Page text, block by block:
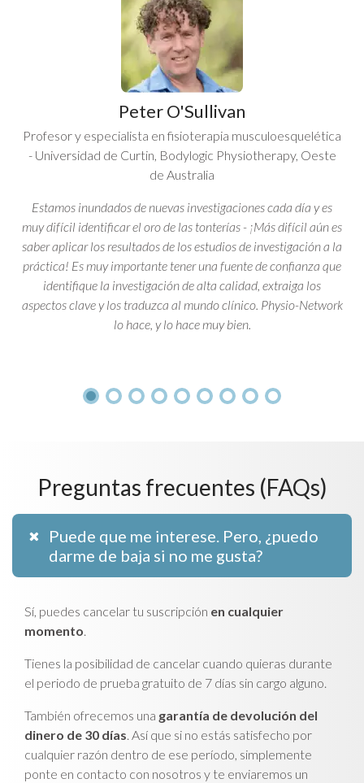
Peter O'Sullivan
Profesor y especialista en fisioterapia musculoesquelética
- Universidad de Curtin, Bodylogic Physiotherapy, Oeste
de Australia
Estamos inundados de nuevas investigaciones cada día y es
muy difícil identificar el oro de las tonterías - ¡Más difícil aún es
saber aplicar los resultados de los estudios de investigación a la
práctica! Es muy importante tener una fuente de confianza que
identifique la investigación de alta calidad, extraiga los
aspectos clave y los traduzca al mundo clínico. Physio-Network
lo hace, y lo hace muy bien.
Preguntas frecuentes (FAQs)
Puede que me interese. Pero, ¿puedo
darme de baja si no me gusta?
Sí, puedes cancelar tu suscripción en cualquier
momento.
Tienes la posibilidad de cancelar cuando quieras durante
el periodo de prueba gratuito de 7 días sin cargo alguno.
También ofrecemos una garantía de devolución del
dinero de 30 días. Así que si no estás satisfecho por
cualquier razón dentro de ese período, simplemente
ponte en contacto con nosotros y te enviaremos un